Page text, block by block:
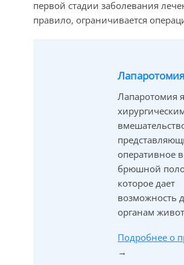
первой стадии заболевания
правило, ограничивается
Лапаротомия
Лапаротомия
оперативное
брюшной
которое дает
возможность
органам
Подробнее о
→